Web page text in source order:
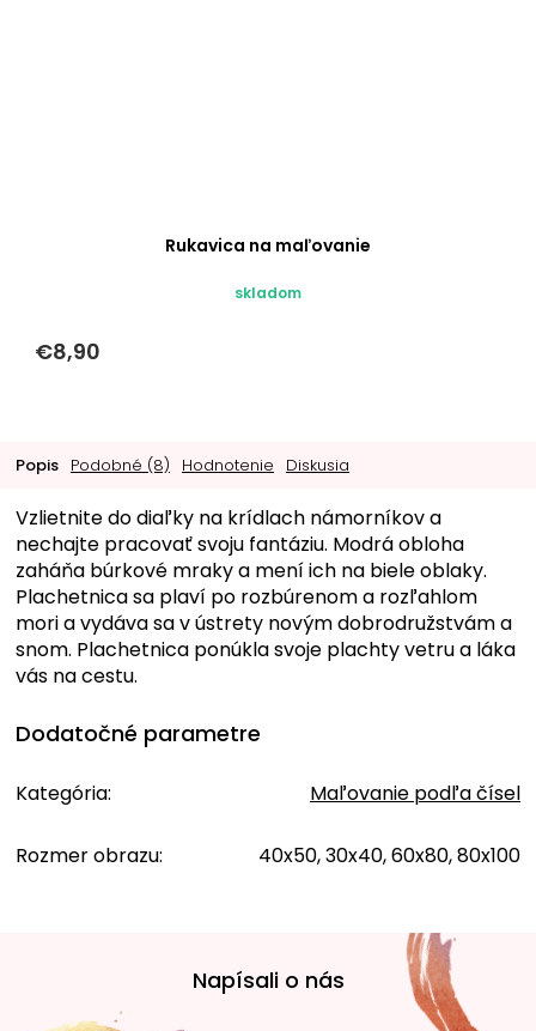
Rukavica na maľovanie
skladom
€8,90
Popis Podobné (8) Hodnotenie Diskusia
Vzlietnite do diaľky na krídlach námorníkov a
nechajte pracovať svoju fantáziu. Modrá obloha
zaháňa búrkové mraky a mení ich na biele oblaky.
Plachetnica sa plaví po rozbúrenom a rozľahlom
mori a vydáva sa v ústrety novým dobrodružstvám a
snom. Plachetnica ponúkla svoje plachty vetru a láka
vás na cestu.
Dodatočné parametre
Kategória: Maľovanie podľa čísel
Rozmer obrazu: 40x50, 30x40, 60x80, 80x100
Napísali o nás